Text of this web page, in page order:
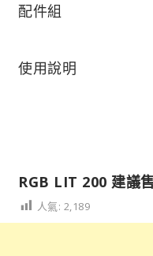
配件組
使用說明
RGB LIT 200 建議
人氣: 2,189